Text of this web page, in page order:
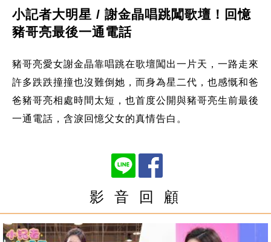
小記者大明星 / 謝金晶唱跳闖歌壇！回憶
豬哥亮最後一通電話
豬哥亮愛女謝金晶靠唱跳在歌壇闖出一片天，一路走來
許多跌跌撞撞也沒難倒她，而身為星二代，也感慨和爸
爸豬哥亮相處時間太短，也首度公開與豬哥亮生前最後
一通電話，含淚回憶父女的真情告白。
影 音 回 顧